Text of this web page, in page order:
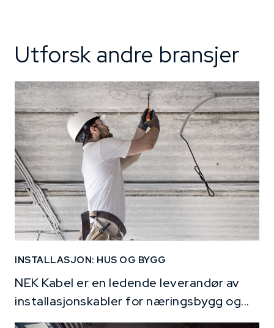
Utforsk andre bransjer
INSTALLASJON: HUS OG BYGG
NEK Kabel er en ledende leverandør av
installasjonskabler for næringsbygg og...